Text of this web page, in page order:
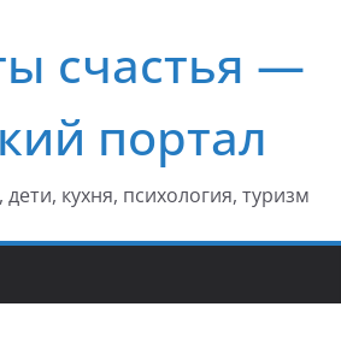
счастья —
портал
кухня, психология, туризм